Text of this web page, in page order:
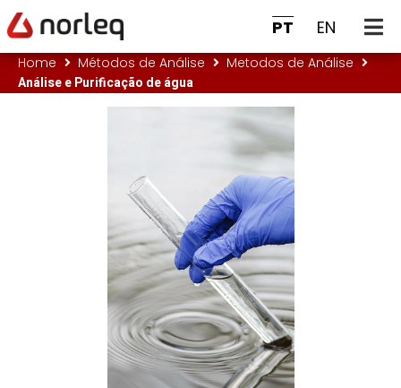
PT EN
Home Métodos de Análise Metodos de Análise
Análise e Purificação de água